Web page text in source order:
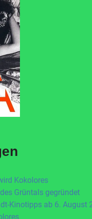
Kokolores
Grüntals gegründet
Kinotipps ab 6. August